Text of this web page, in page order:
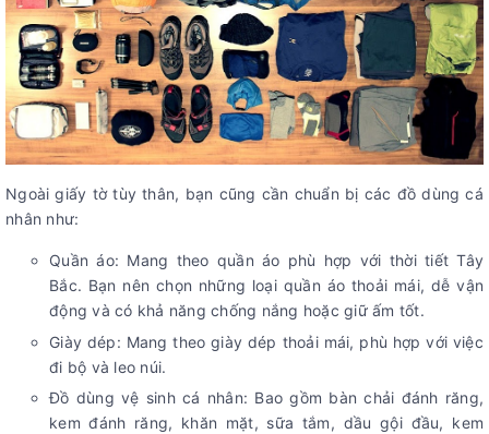
Ngoài giấy tờ tùy thân, bạn cũng cần chuẩn bị các đồ dùng cá
nhân như:
Quần áo: Mang theo quần áo phù hợp với thời tiết Tây
Bắc. Bạn nên chọn những loại quần áo thoải mái, dễ vận
động và có khả năng chống nắng hoặc giữ ấm tốt.
Giày dép: Mang theo giày dép thoải mái, phù hợp với việc
đi bộ và leo núi.
Đồ dùng vệ sinh cá nhân: Bao gồm bàn chải đánh răng,
kem đánh răng, khăn mặt, sữa tắm, dầu gội đầu, kem